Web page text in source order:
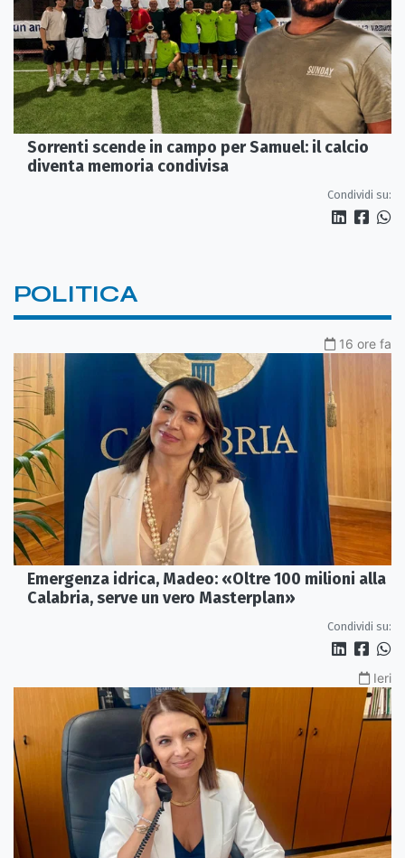
Sorrenti scende in campo per Samuel: il calcio
diventa memoria condivisa
Condividi su:
POLITICA
16 ore fa
Emergenza idrica, Madeo: «Oltre 100 milioni alla
Calabria, serve un vero Masterplan»
Condividi su:
Ieri